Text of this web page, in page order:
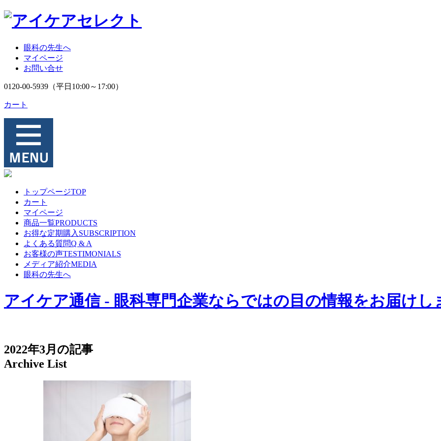
眼科の先生へ
マイページ
お問い合せ
0120-00-5939 （平日10:00～17:00）
カート
トップページTOP
カート
マイページ
商品一覧PRODUCTS
お得な定期購入 SUBSCRIPTION
よくある質問Q & A
お客様の声TESTIMONIALS
メディア紹介MEDIA
眼科の先生へ
アイケア通信 - 眼科専門企業ならではの目の情報をお届けし
2022年3月の記事
Archive List